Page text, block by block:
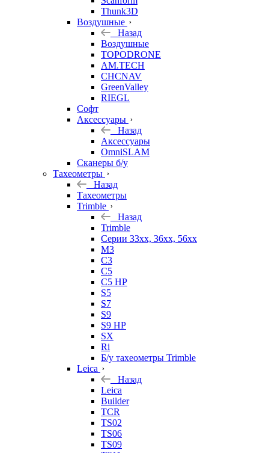
Thunk3D
Воздушные
Назад
Воздушные
TOPODRONE
AM.TECH
CHCNAV
GreenValley
RIEGL
Софт
Аксессуары
Назад
Аксессуары
OmniSLAM
Сканеры б/у
Тахеометры
Назад
Тахеометры
Trimble
Назад
Trimble
Серии 33xx, 36xx, 56xx
M3
C3
C5
C5 HP
S5
S7
S9
S9 HP
SX
Ri
Б/у тахеометры Trimble
Leica
Назад
Leica
Builder
TCR
TS02
TS06
TS09